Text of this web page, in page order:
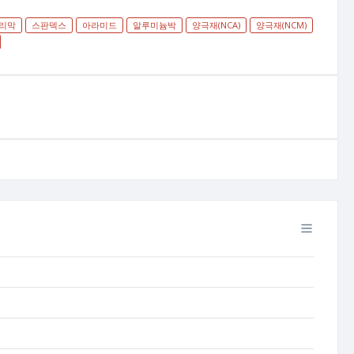
막 스판덱스 아라미드 알루미늄박 양극재(NCA)
양극재(NCM)